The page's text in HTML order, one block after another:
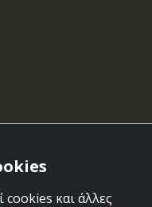
cookies και άλλες